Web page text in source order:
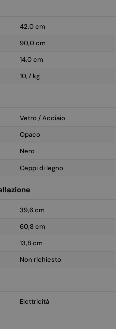
42,0 cm
90,0 cm
14,0 cm
10,7 kg
Vetro / Acciaio
Opaco
Nero
Ceppi di legno
39,6 cm
60,8 cm
13,8 cm
Non richiesto
Elettricità